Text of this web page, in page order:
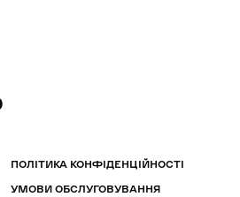
ПОЛІТИКА КОНФІДЕНЦІЙНОСТІ
УМОВИ ОБСЛУГОВУВАННЯ